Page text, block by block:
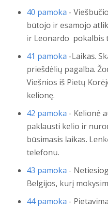
40 pamoka -
būtojo ir esamojo
ir Leonardo pokalbis
41 pamoka -Laikas.
priešdėlių pagalba.
Viešnios iš Pietų
kelionę.
42 pamoka - Kelionė
paklausti kelio ir
būsimasis laikas.
telefonu.
43 pamoka -
Belgijos, kurį
44 pamoka -